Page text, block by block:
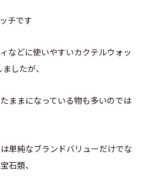
チです
などに使いやすいカクテルウォッ
したが、
ままになっている物も多いのでは
単純なブランドバリューだけでな
石類、